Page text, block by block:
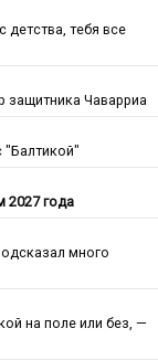
тебя все
защитника Чаварриа
"Балтикой"
2027 года
много
на поле или без, —